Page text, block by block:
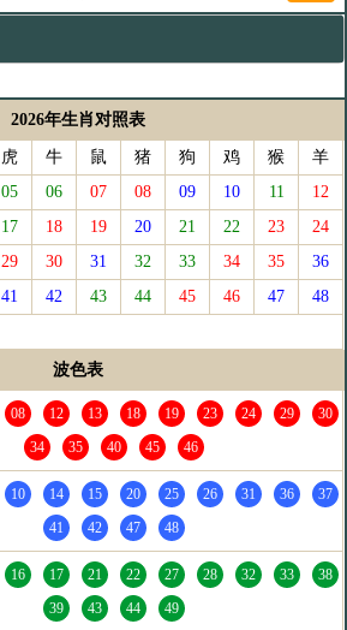
2026年生肖对照表
虎 牛 鼠 猪 狗 鸡 猴
羊
05 06 07 08 09 10 11
12
17 18 19 20 21 22 23
24
29 30 31 32 33 34 35
36
41 42 43 44 45 46 47
48
波色表
08 12 13 18 19 23 24 29
30
34
35 40 45 46
10 14 15 20 25 26 31 36
37
41
42 47 48
16 17 21 22 27 28 32 33
38
39
43 44 49